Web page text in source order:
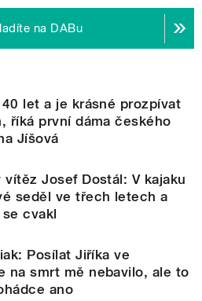
na DABu
let a je krásné prozpívat
říká první dáma českého
Jíšová
vítěz Josef Dostál: V kajaku
seděl ve třech letech a
cvakl
Posílat Jiříka ve
na smrt mě nebavilo, ale to
ano